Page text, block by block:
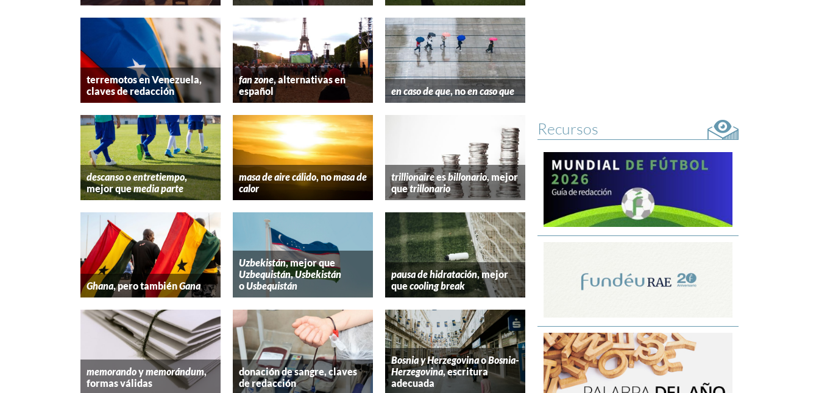
terremotos en Venezuela,
claves de redacción
fan zone, alternativas en
español
en caso de que, noen caso que
descansooentretiempo,
mejor quemedia parte
masa de aire cálido, nomasa de
calor
trillionaireesbillonario, mejor
quetrillonario
Ghana, pero tambiénGana
Uzbekistán, mejor que
Uzbequistán,Usbekistán
oUsbequistán
pausa de hidratación, mejor
quecooling break
memorandoymemorándum,
formas válidas
donación de sangre, claves
de redacción
Bosnia y HerzegovinaoBosnia-
Herzegovina, escritura
adecuada
Recursos